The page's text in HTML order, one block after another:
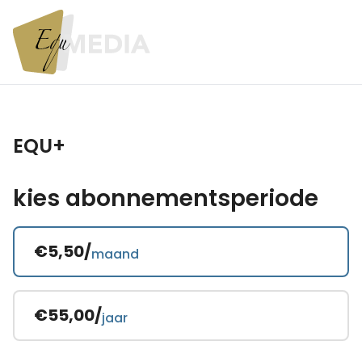
EQU+
kies abonnementsperiode
€5,50/maand
€55,00/jaar